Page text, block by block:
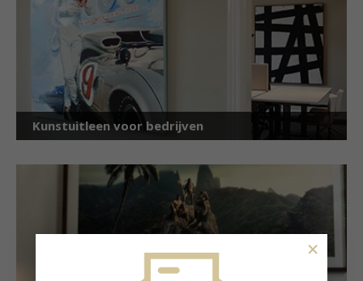
Kunstuitleen voor bedrijven
×